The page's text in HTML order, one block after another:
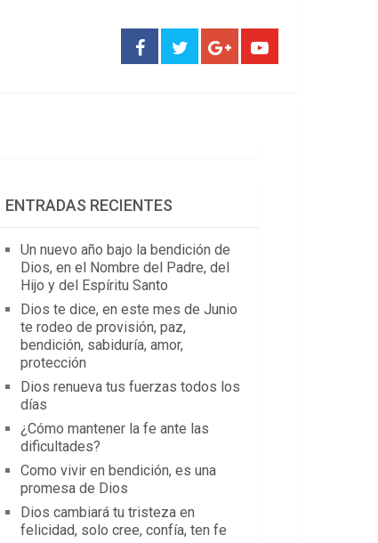
ENTRADAS RECIENTES
Un nuevo año bajo la bendición de
Dios, en el Nombre del Padre, del
Hijo y del Espíritu Santo
Dios te dice, en este mes de Junio
te rodeo de provisión, paz,
bendición, sabiduría, amor,
protección
Dios renueva tus fuerzas todos los
días
¿Cómo mantener la fe ante las
dificultades?
Como vivir en bendición, es una
promesa de Dios
Dios cambiará tu tristeza en
felicidad, solo cree, confía, ten fe